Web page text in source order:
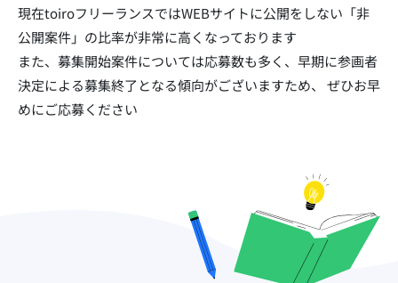
現在toiroフリーランスではWEBサイトに公開をしない「非
公開案件」の比率が非常に高くなっております​
また、募集開始案件については応募数も多く、早期に参画者
決定による募集終了となる傾向がございますため、 ぜひお早
めにご応募ください